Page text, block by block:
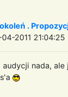
.
2011 21:04:25
nada,